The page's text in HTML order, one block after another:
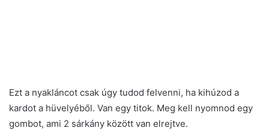
Ezt a nyakláncot csak úgy tudod felvenni, ha kihúzod a
kardot a hüvelyéből. Van egy titok. Meg kell nyomnod egy
gombot, ami 2 sárkány között van elrejtve.